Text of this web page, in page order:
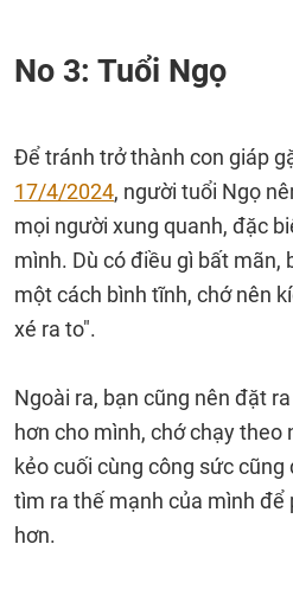
No 3: Tuổi Ngọ
Để tránh trở thành con giáp
17/4/2024, người tuổi Ngọ
mọi người xung quanh, đặc
mình. Dù có điều gì bất mãn,
một cách bình tĩnh, chớ nên
xé ra to".
Ngoài ra, bạn cũng nên đặt
hơn cho mình, chớ chạy theo
kẻo cuối cùng công sức
tìm ra thế mạnh của mình
hơn.